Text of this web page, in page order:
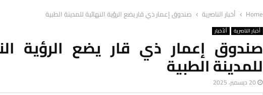
Home أخبار الناصرية صندوق إعمار ذي قار يضع الرؤية النهائية للمدينة الطبية
أخبار الناصرية ألأخبار
صندوق إعمار ذي قار يضع الرؤية
للمدينة الطبية
20 ديسمبر، 2025